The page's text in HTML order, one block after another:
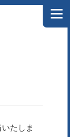
メニュ
たしま